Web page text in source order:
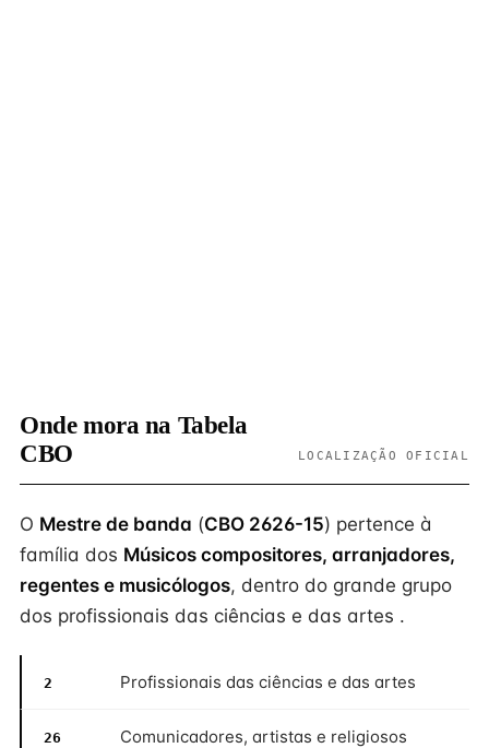
Onde mora na Tabela
CBO
LOCALIZAÇÃO OFICIAL
O Mestre de banda (CBO 2626-15) pertence à
família dos Músicos compositores, arranjadores,
regentes e musicólogos, dentro do grande grupo
dos profissionais das ciências e das artes .
2 Profissionais das ciências e das artes
26 Comunicadores, artistas e religiosos